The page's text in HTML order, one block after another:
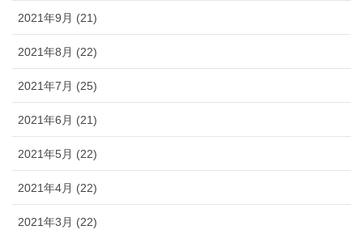
2021年9月 (21)
2021年8月 (22)
2021年7月 (25)
2021年6月 (21)
2021年5月 (22)
2021年4月 (22)
2021年3月 (22)